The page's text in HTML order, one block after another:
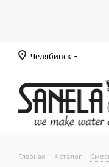
Челябинск
Главная - Каталог -